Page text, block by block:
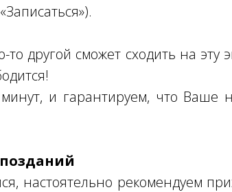
другой сможет сходить на эту
и гарантируем, что Ваше
настоятельно рекомендуем